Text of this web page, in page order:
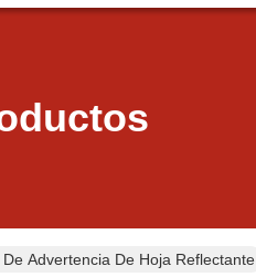
Advertencia De Hoja Reflectante